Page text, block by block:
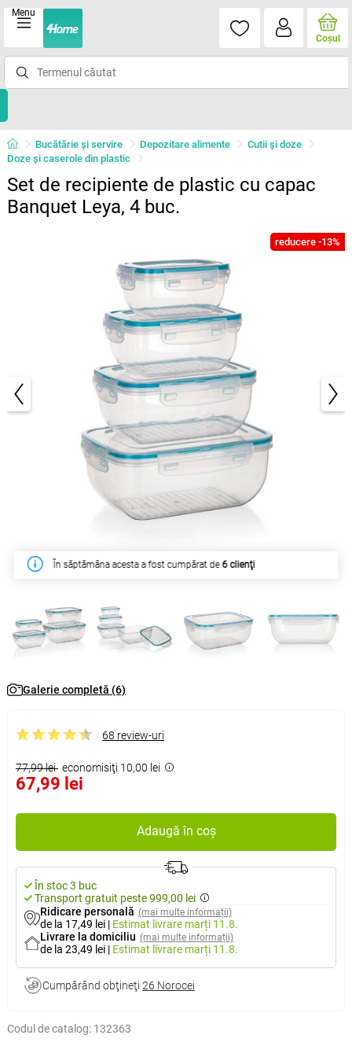
Menu
Coşul
Bucătărie și servire Depozitare alimente
Cutii şi doze
Doze şi caserole din plastic
Set de recipiente de plastic cu capac
Banquet Leya, 4 buc.
reducere -13%
În săptămâna acesta a fost cumpărat de 6 clienţi
Galerie completă (6)
68 review-uri
77,99 lei economisiţi 10,00 lei
67,99 lei
Adaugă în coș
În stoc 3 buc
Transport gratuit peste 999,00 lei
Ridicare personală (mai multe informații)
de la 17,49 lei | Estimat livrare marți 11.8.
Livrare la domiciliu (mai multe informații)
de la 23,49 lei | Estimat livrare marți 11.8.
Cumpărând obţineţi 26 Norocei
Codul de catalog: 132363